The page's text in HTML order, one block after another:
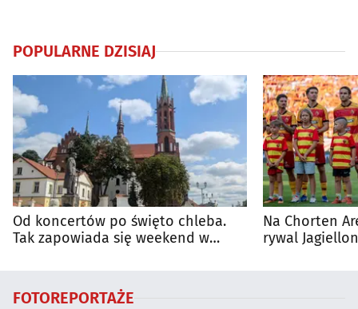
POPULARNE DZISIAJ
Od koncertów po święto chleba.
Tak zapowiada się weekend w
Na Chorten
rywal
FOTOREPORTAŻE